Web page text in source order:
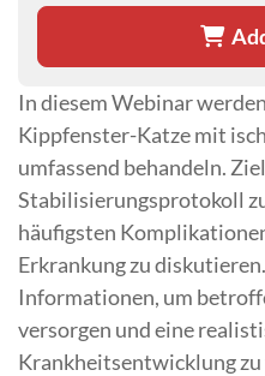
In diesem Webinar
Kippfenster-Katze mit
umfassend behandeln.
Stabilisierungsprotokoll
häufigsten
Erkrankung zu
Informationen, um
versorgen und eine
Krankheitsentwicklung